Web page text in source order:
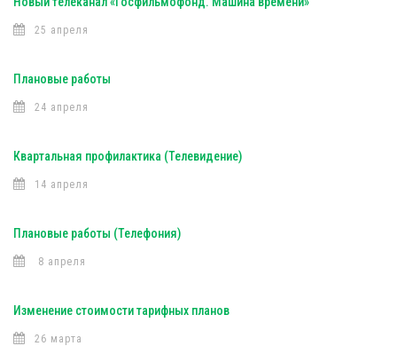
25 апреля
Плановые работы
24 апреля
Квартальная профилактика (Телевидение)
14 апреля
Плановые работы (Телефония)
8 апреля
Изменение стоимости тарифных планов
26 марта